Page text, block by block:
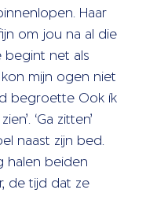
Haar
om jou na al die
begint net als
mijn ogen niet
begroette Ook ík
‘Ga zitten’
naast zijn bed.
halen beiden
de tijd dat ze